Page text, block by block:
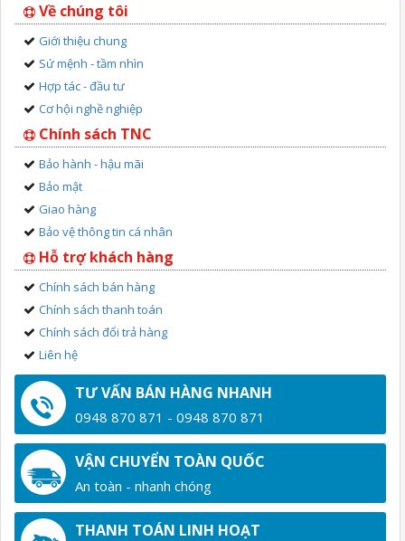
Về chúng tôi
Giới thiệu chung
Sứ mệnh - tầm nhìn
Hợp tác - đầu tư
Cơ hội nghề nghiệp
Chính sách TNC
Bảo hành - hậu mãi
Bảo mật
Giao hàng
Bảo vệ thông tin cá nhân
Hỗ trợ khách hàng
Chính sách bán hàng
Chính sách thanh toán
Chính sách đổi trả hàng
Liên hệ
TƯ VẤN BÁN HÀNG NHANH
0948 870 871 - 0948 870 871
VẬN CHUYỂN TOÀN QUỐC
An toàn - nhanh chóng
THANH TOÁN LINH HOẠT